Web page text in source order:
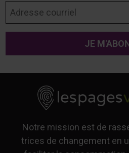
Notre mission est de
trices de changement en